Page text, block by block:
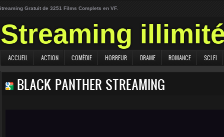
Gratuit de 3251 Films Complets en VF.
Streaming
ACCUEIL ACTION COMÉDIE HORREUR DRAME ROMANCE SCI-FI
BLACK PANTHER STREAMING